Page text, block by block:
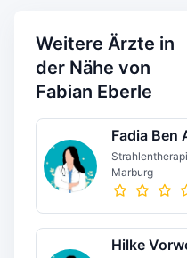
Weitere Ärzte in
der Nähe von
Fabian Eberle
Fadia Ben
Marburg
Hilke